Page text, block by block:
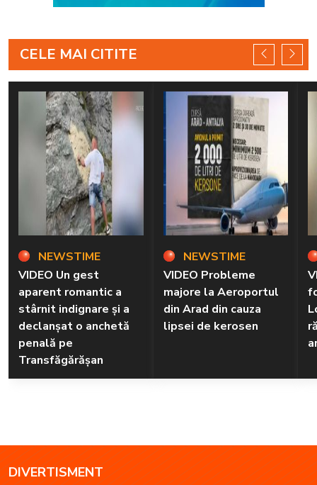
CELE MAI CITITE
NEWSTIME
VIDEO Un gest
aparent romantic a
stârnit indignare și a
declanșat o anchetă
penală pe
Transfăgărășan
NEWSTIME
VIDEO Probleme
majore la Aeroportul
din Arad din cauza
lipsei de kerosen
DIVERTISMENT